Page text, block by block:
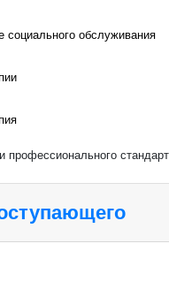
социального обслуживания
профессионального